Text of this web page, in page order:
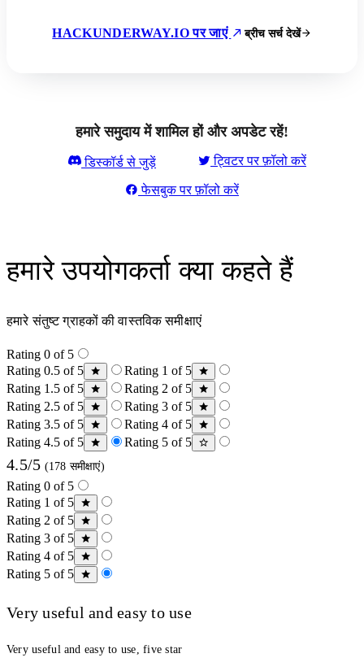
HACKUNDERWAY.IO पर जाएं ब्रीच सर्च देखें
हमारे समुदाय में शामिल हों और अपडेट रहें!
डिस्कॉर्ड से जुड़ें ट्विटर पर फ़ॉलो करें
फेसबुक पर फ़ॉलो करें
हमारे उपयोगकर्ता क्या कहते हैं
हमारे संतुष्ट ग्राहकों की वास्तविक समीक्षाएं
Rating 0 of 5
Rating 0.5 of 5
Rating 1 of 5
Rating 1.5 of 5
Rating 2 of 5
Rating 2.5 of 5
Rating 3 of 5
Rating 3.5 of 5
Rating 4 of 5
Rating 4.5 of 5
Rating 5 of 5
4.5/5 (178 समीक्षाएं)
Rating 0 of 5
Rating 1 of 5
Rating 2 of 5
Rating 3 of 5
Rating 4 of 5
Rating 5 of 5
Very useful and easy to use
Very useful and easy to use, five star